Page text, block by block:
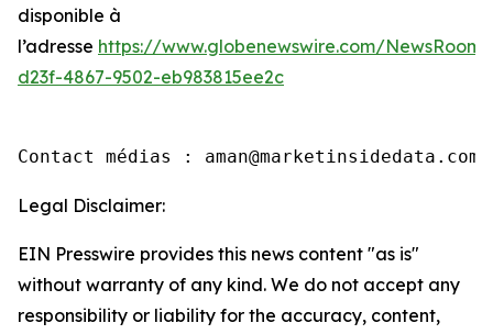
disponible à
l’adresse https://www.globenewswire.com/
d23f-4867-9502-eb983815ee2c
Contact médias : aman@marketinsidedata.com
Legal Disclaimer:
EIN Presswire provides this news content "as is"
without warranty of any kind. We do not accept any
responsibility or liability for the accuracy, content,